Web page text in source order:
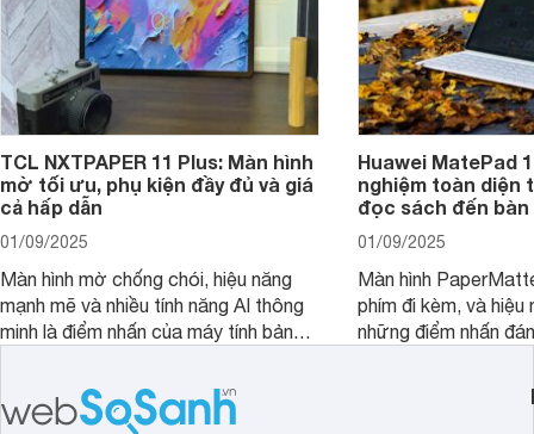
TCL NXTPAPER 11 Plus: Màn hình
mờ tối ưu, phụ kiện đầy đủ và giá
cả hấp dẫn
01/09/2025
Màn hình mờ chống chói, hiệu năng
mạnh mẽ và nhiều tính năng AI thông
minh là điểm nhấn của máy tính bảng
đáng chú ý trong phân khúc tầm
trung.
Huawei MatePad
nghiệm toàn diện
đọc sách đến
01/09/2025
Màn hình
phím đi kèm, và hiệu
những điểm nhấn
máy tính bảng
đọc sách và làm